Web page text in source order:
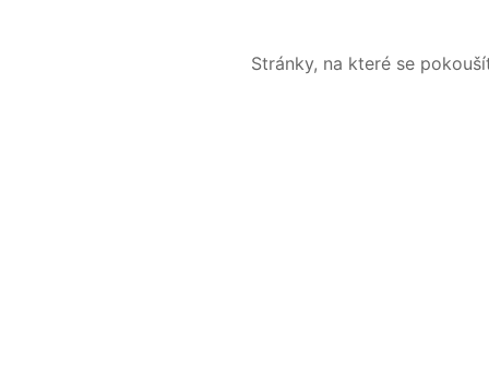
Stránky, na které se